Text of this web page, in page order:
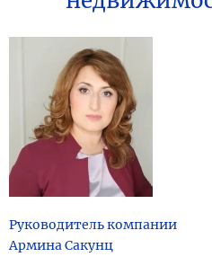
Руководитель компании
Армина Сакунц